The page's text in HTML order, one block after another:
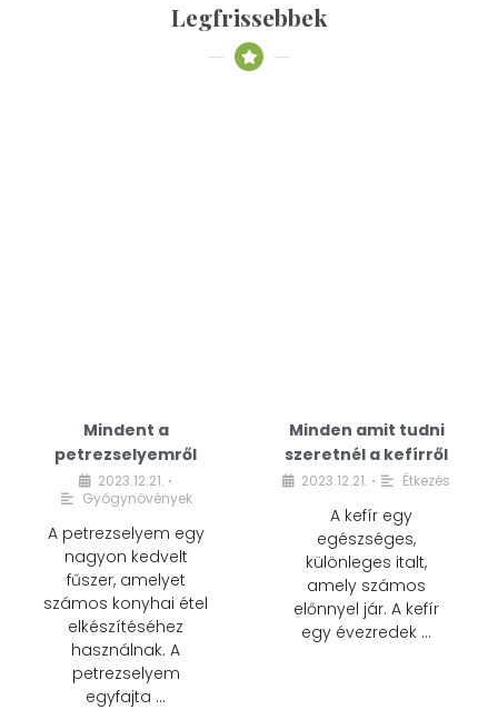
Legfrissebbek
Mindent a
petrezselyemről
2023.12.21. •
Gyógynövények
A petrezselyem egy
nagyon kedvelt
fűszer, amelyet
számos konyhai étel
elkészítéséhez
használnak. A
petrezselyem
egyfajta …
Minden amit tudni
szeretnél a kefírről
2023.12.21. • Étkezés
A kefír egy
egészséges,
különleges italt,
amely számos
előnnyel jár. A kefír
egy évezredek …